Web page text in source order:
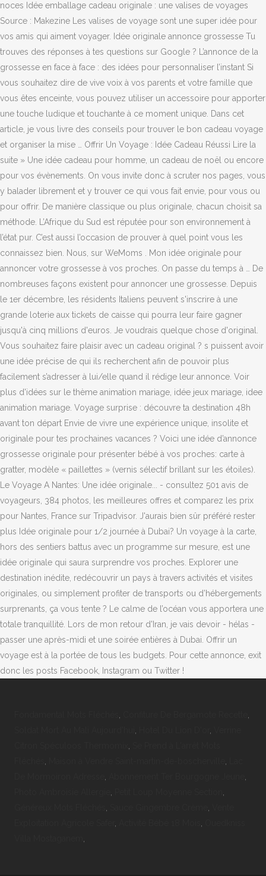
noces Idée emballage cadeau originale : une valises de voyages
Source : Makezine Les valises de voyage sont une super idée pour
vos amis qui aiment voyager. Idée originale annonce grossesse Tu
trouves des réponses à tes questions sur Google ? L’annonce de la
grossesse en face à face : des idées pour personnaliser l’instant Si
vous souhaitez dire de vive voix à vos parents et votre famille que
vous êtes enceinte, vous pouvez utiliser un accessoire pour apporter
une touche ludique et touchante à ce moment unique. Dans cet
article, je vous livre des conseils pour trouver le bon cadeau voyage
et organiser la mise … Offrir Un Voyage : Idée Cadeau Réussi Lire la
suite » Une idée cadeau pour homme, un cadeau de noël ou encore
pour vos évènements. On vous invite donc à scruter nos pages, vous
y balader librement et y trouver ce qui vous fait envie, pour vous ou
pour offrir. De manière classique ou plus originale, chacun choisit sa
méthode. L’Afrique du Sud est réputée pour son environnement à
l’état pur. C’est aussi l’occasion de prouver à quel point vous les
connaissez bien. Nous, sur WeMoms . Mon idée originale pour
annoncer votre grossesse à vos proches. On passe du temps à … De
nombreuses façons existent pour annoncer une grossesse. Depuis
le 1er décembre, les résidents Italiens peuvent s'inscrire à une
grande loterie aux tickets de caisse qui pourra leur faire gagner
jusqu'à cinq millions d'euros. Je voudrais quelque chose d'original.
Vous souhaitez faire plaisir avec un cadeau original ? s puissent avoir
une idée précise de qui ils recherchent afin de pouvoir plus
facilement s’adresser à lui/elle quand il rédige leur annonce. Voir
plus d'idées sur le thème animation mariage, idée jeux mariage, idee
animation mariage. Voyage surprise : découvre ta destination 48h
avant ton départ Envie de vivre une expérience unique, insolite et
originale pour tes prochaines vacances ? Voici une idée d’annonce
grossesse originale pour présenter bébé à vos proches: carte à
gratter, modèle « paillettes » (vernis sélectif brillant sur les étoiles).
Le Voyage A Nantes: Une idée originale... - consultez 501 avis de
voyageurs, 384 photos, les meilleures offres et comparez les prix
pour Nantes, France sur Tripadvisor. J'aurais bien sûr préféré rester
plus Idée originale pour 1/2 journée à Dubai? Un voyage à la carte,
hors des sentiers battus avec un programme sur mesure, est une
idée originale qui saura surprendre vos proches. Explorer une
destination inédite, redécouvrir un pays à travers activités et visites
originales, ou simplement profiter de transports ou d’hébergements
surprenants, ça vous tente ? Le calme de l’océan vous apportera une
totale tranquillité. Lors de mon retour d'Iran, je vais devoir - hélas -
passer une après-midi et une soirée entières à Dubai. Offrir un
voyage est à la portée de tous les budgets. Pour cette annonce, exit
donc les posts Facebook, Instagram ou Twitter !